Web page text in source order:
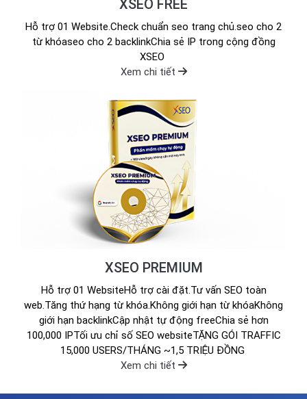
XSEO FREE
Hỗ trợ 01 Website.Check chuẩn seo trang chủ.seo cho 2
từ khóaseo cho 2 backlinkChia sẻ IP trong cộng đồng
XSEO
Xem chi tiết
XSEO PREMIUM
Hỗ trợ 01 WebsiteHỗ trợ cài đặt.Tư vấn SEO toàn
web.Tăng thứ hạng từ khóa.Không giới hạn từ khóaKhông
giới hạn backlinkCập nhật tự động freeChia sẻ hơn
100,000 IPTối ưu chỉ số SEO websiteTẶNG GÓI TRAFFIC
15,000 USERS/THÁNG ~1,5 TRIỆU ĐỒNG
Xem chi tiết